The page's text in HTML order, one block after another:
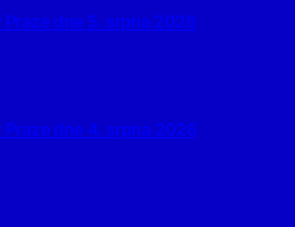
Praze dne 5. srpna 2026
Praze dne 4. srpna 2026